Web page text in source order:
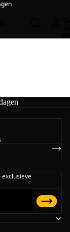
exclusieve